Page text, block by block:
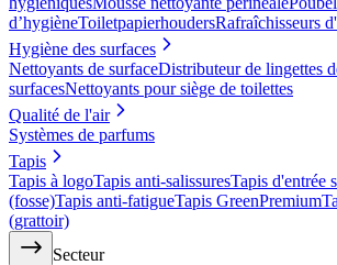
d’hygièneToiletpapierhoudersRafraîchisseurs
Hygiène des surfaces
Nettoyants de surfaceDistributeur de lingettes
surfacesNettoyants pour siège de toilettes
Qualité de l'air
Systèmes de parfums
Tapis
Tapis à logoTapis anti-salissuresTapis d'entrée
(fosse)Tapis anti-fatigueTapis GreenPremium
(grattoir)
Secteur